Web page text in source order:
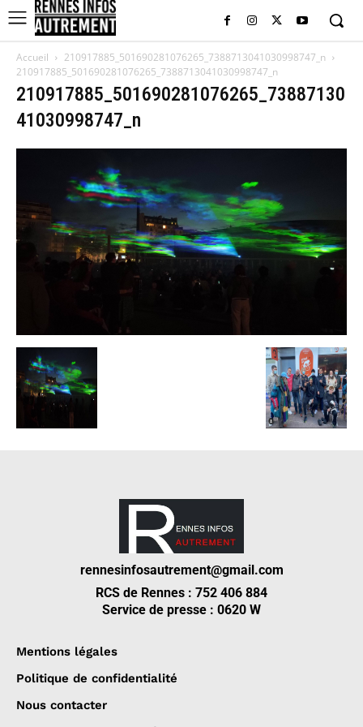
Accueil
210917885_501690281076265_7388713041030998747_n
210917885_501690281076265_7388713041030998747_n
210917885_501690281076265_73887130
41030998747_n
rennesinfosautrement@gmail.com
RCS de Rennes : 752 406 884
Service de presse : 0620 W
Mentions légales
Politique de confidentialité
Nous contacter